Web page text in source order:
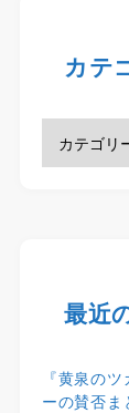
カテ
最近
『黄泉の
ーの賛否ま